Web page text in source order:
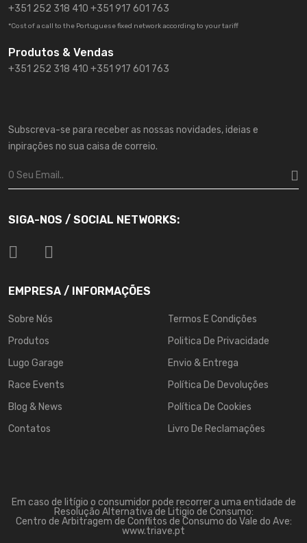
+351 252 318 410 +351 917 601 763
*Cost of a call to the Portuguese fixed network according to your tariff
Produtos & Vendas
+351 252 318 410 +351 917 601 763
Subscreva-se para receber as nossas novidades, ideias e
inpirações no sua caisa de correio.
SIGA-NOS / SOCIAL NETWORKS:
EMPRESA / INFORMAÇÕES
Sobre Nós
Produtos
Lugo Garage
Race Events
Blog & News
Contatos
Termos E Condições
Politica De Privacidade
Envio & Entrega
Política De Devoluções
Política De Cookies
Livro De Reclamações
Em caso de litígio o consumidor pode recorrer a uma entidade de
Resolução Alternativa de Litigio de Consumo:
Centro de Arbitragem de Conflitos de Consumo do Vale do Ave:
www.triave.pt